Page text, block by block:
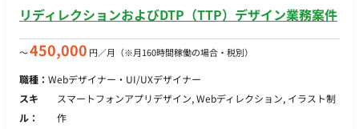
の再発防止策実行 ※講演会の当日立ち合いが発生するため、宿
す。 ■配属部署 イベント生産グループ デジタルイベントユニ
業務が、より良い医療の実現につながっていく仕組み ・カメ
ラ、音響、ネットワーク、エンコード、動画編集など幅広いス
キルを身に付けていただく機会 ・リモート勤務を取り入れた柔
リディレクションおよびDTP（TTP）デザイン業務案件
〜450,000 円／月 （※月160時間稼働の場合・税別）
職種： Webデザイナー・UI/UXデザイナー
スキ
ル：
スマートフォンアプリデザイン, Webディレクション, イラスト制
作